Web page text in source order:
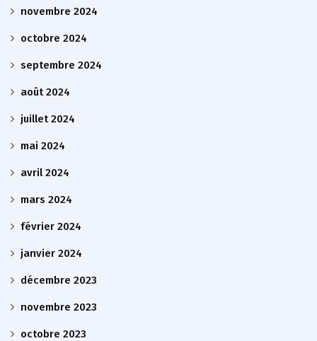
novembre 2024
octobre 2024
septembre 2024
août 2024
juillet 2024
mai 2024
avril 2024
mars 2024
février 2024
janvier 2024
décembre 2023
novembre 2023
octobre 2023